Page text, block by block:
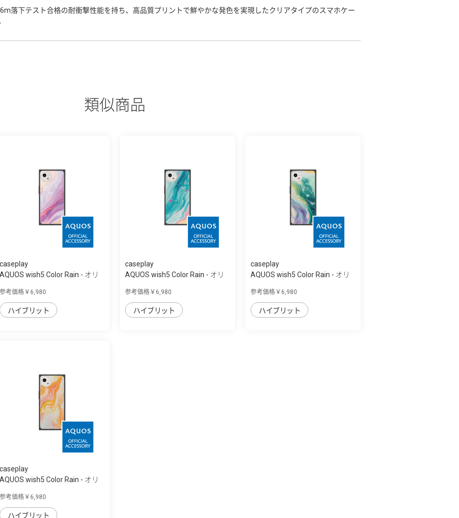
落下テスト合格の耐衝撃性能を持ち、高品質プリントで鮮やかな発色を実現したクリアタイプのスマホケー
類似商品
caseplay
AQUOS wish5 Color Rain - オリ
参考価格￥6,980
ハイブリット
caseplay
AQUOS wish5 Color Rain - オリ
参考価格￥6,980
ハイブリット
caseplay
AQUOS wish5 Color Rain - オリ
参考価格￥6,980
ハイブリット
caseplay
AQUOS wish5 Color Rain - オリ
参考価格￥6,980
ハイブリット